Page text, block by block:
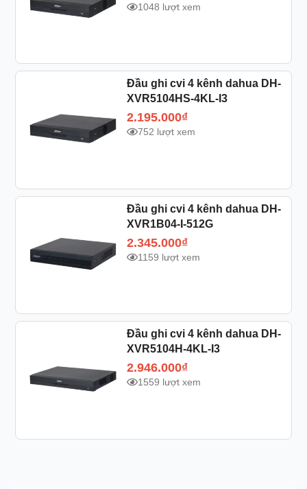
1048 lượt xem
Đầu ghi cvi 4 kênh dahua DH-
XVR5104HS-4KL-I3
2.195.000₫
752 lượt xem
Đầu ghi cvi 4 kênh dahua DH-
XVR1B04-I-512G
2.345.000₫
1159 lượt xem
Đầu ghi cvi 4 kênh dahua DH-
XVR5104H-4KL-I3
2.946.000₫
1559 lượt xem